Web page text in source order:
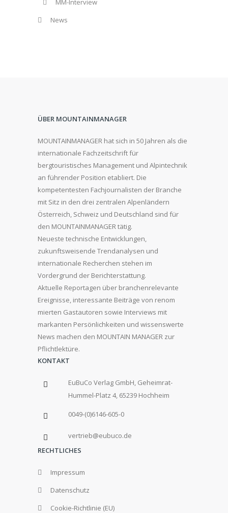
MM-Interview
News
ÜBER MOUNTAINMANAGER
MOUNTAINMANAGER hat sich in 50 Jahren als die
internationale Fachzeitschrift für
bergtouristisches Management und Alpintechnik
an führender Position etabliert. Die
kompetentesten Fachjournalisten der Branche
mit Sitz in den drei zentralen Alpenländern
Österreich, Schweiz und Deutschland sind für
den MOUNTAINMANAGER tätig.
Neueste technische Entwicklungen,
zukunftsweisende Trendanalysen und
internationale Recherchen stehen im
Vordergrund der Berichterstattung.
Aktuelle Reportagen über branchenrelevante
Ereignisse, interessante Beiträge von renom
mierten Gastautoren sowie Interviews mit
markanten Persönlichkeiten und wissenswerte
News machen den MOUNTAIN MANAGER zur
Pflichtlektüre.
KONTAKT
EuBuCo Verlag GmbH, Geheimrat-
Hummel-Platz 4, 65239 Hochheim
0049-(0)6146-605-0
vertrieb@eubuco.de
RECHTLICHES
Impressum
Datenschutz
Cookie-Richtlinie (EU)